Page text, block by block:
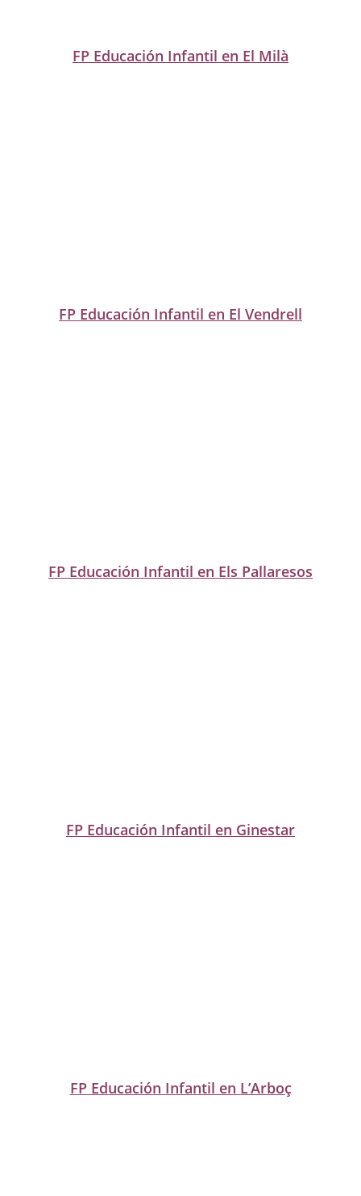
FP Educación Infantil en El Milà
FP Educación Infantil en El Vendrell
FP Educación Infantil en Els Pallaresos
FP Educación Infantil en Ginestar
FP Educación Infantil en L’Arboç